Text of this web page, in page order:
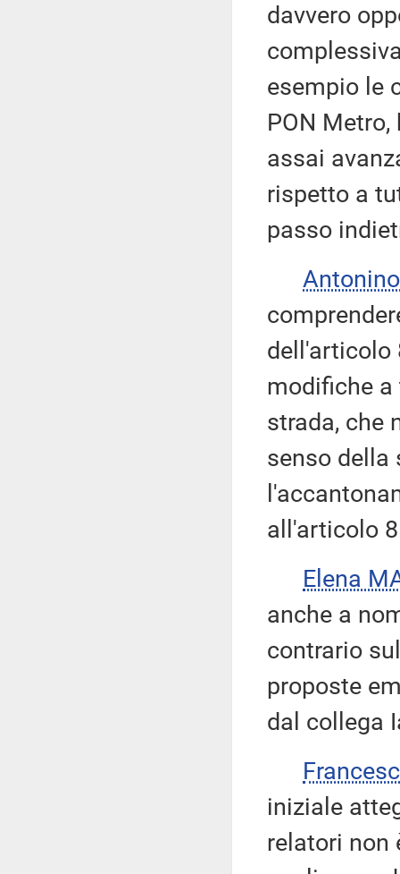
davvero
esempio le
PON
assai
rispetto a
passo
dell'articolo
modifiche
strada, che
senso della
all'articolo
Elena
anche a
contrario
proposte
dal collega
iniziale
relatori non